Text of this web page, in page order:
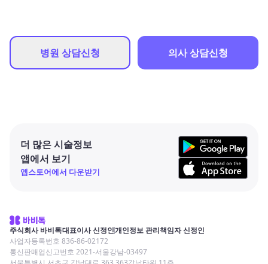
병원 상담신청 의사 상담신청
더 많은 시술정보
앱에서 보기
앱스토어에서 다운받기
주식회사 바비톡대표이사 신정인개인정보 관리책임자 신정인
사업자등록번호 836-86-02172
통신판매업신고번호 2021-서울강남-03497